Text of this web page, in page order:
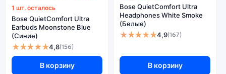
1 шт. осталось
Bose QuietComfort Ultra
Earbuds Moonstone Blue
(Синие)
★★★★★4,8(156)
В корзину
Bose QuietComfort Ultra
Headphones White Smoke
(Белые)
★★★★★4,9(167)
В корзину